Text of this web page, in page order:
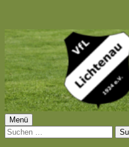
Springe
zum
Inhalt
VfL Lichtenau 1924 e.V.
Primäres
Menü
Menü
Suchen
nach: